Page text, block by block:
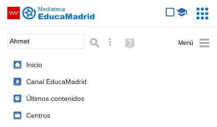
Saltar navegación
Palabra o frase: Búsqueda avanzada
Ayuda
(en
Inicio
Canal EducaMadrid
Últimos contenidos
Centros